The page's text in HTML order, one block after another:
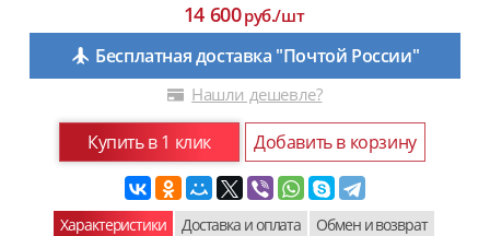
14 600руб./шт
Бесплатная доставка "Почтой России"
Нашли дешевле?
Купить в 1 клик Добавить в корзину
Характеристики Доставка и оплата Обмен и возврат